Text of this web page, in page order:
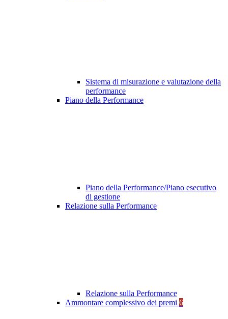
Sistema di misurazione e valutazione della
performance
Piano della Performance
Piano della Performance/Piano esecutivo
di gestione
Relazione sulla Performance
Relazione sulla Performance
Ammontare complessivo dei premi 6